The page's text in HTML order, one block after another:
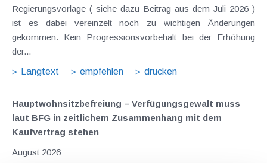
Regierungsvorlage ( siehe dazu Beitrag aus dem Juli 2026 )
ist es dabei vereinzelt noch zu wichtigen Änderungen
gekommen. Kein Progressionsvorbehalt bei der Erhöhung
der...
Langtext
empfehlen drucken
Hauptwohnsitz​­befreiung – Verfügungsgewalt muss
laut BFG in zeitlichem Zusammenhang mit dem
Kaufvertrag stehen
August 2026